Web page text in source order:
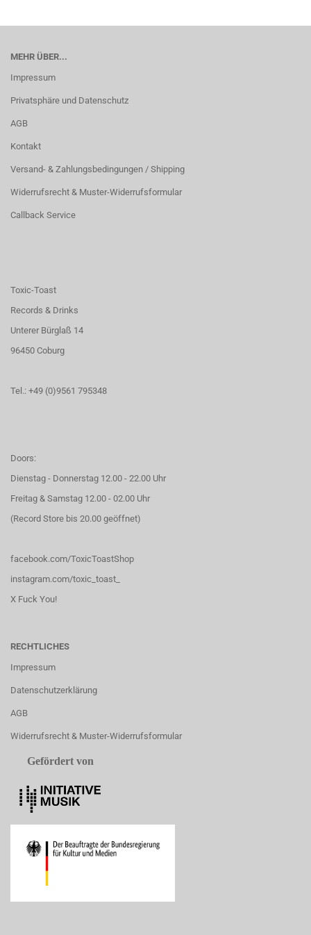
MEHR ÜBER...
Impressum
Privatsphäre und Datenschutz
AGB
Kontakt
Versand- & Zahlungsbedingungen / Shipping
Widerrufsrecht & Muster-Widerrufsformular
Callback Service
Toxic-Toast
Records & Drinks
Unterer Bürglaß 14
96450 Coburg
Tel.: +49 (0)9561 795348
Doors:
Dienstag - Donnerstag 12.00 - 22.00 Uhr
Freitag & Samstag 12.00 - 02.00 Uhr
(Record Store bis 20.00 geöffnet)
facebook.com/ToxicToastShop
instagram.com/toxic_toast_
X Fuck You!
RECHTLICHES
Impressum
Datenschutzerklärung
AGB
Widerrufsrecht & Muster-Widerrufsformular
Gefördert von